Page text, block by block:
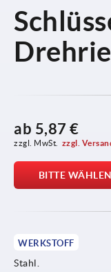
ab 5,87 €
zzgl. MwSt. zzgl.
BITTE
WERKSTOFF
Stahl.